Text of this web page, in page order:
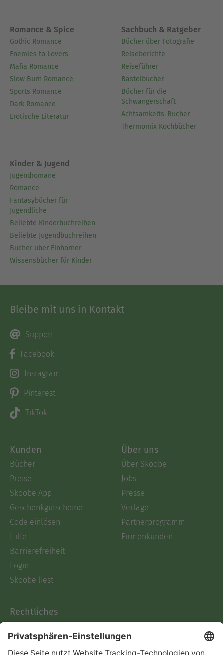
Romance & Spice
Gothic Romance
Enemies to Lovers
Mafia Romance
Slow Burn Romance
Sports Romance
Dark Romance
Erotische Literatur
Sachbuch & Ratgeber
Bücher über Fotografie
Reiseberichte
Reiseführer
Bastelbücher
Bücher für die
Schwangerschaft
Achtsamkeits-Bücher
Thermomix Kochbücher
Kinder & Jugend
Jugendromane
Romance
Fantasybücher für
Jugendliche
Beliebte Kinderbuchreihen
Beliebte Jugendbuchreihen
Bücher über Einhörner
Wissensbücher für Kinder
Bleibe mit uns in Kontakt
Support
Facebook
Instagram
Pinterest
TikTok
Kunden
Bücher
Preise
Skoobe App
Geschenkgutscheine
Code einlösen
Hilfe
Barrierefreiheit
Login
Skoobe liest
Über uns
Über Skoobe
Jobs
Presse
Verlage
Partnerprogramm
Firmenkunden
Rechtliches
AGB